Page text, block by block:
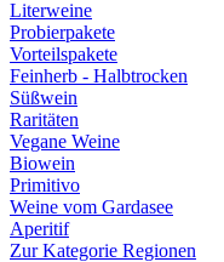
Literweine
Probierpakete
Vorteilspakete
Feinherb - Halbtrocken
Süßwein
Raritäten
Vegane Weine
Biowein
Primitivo
Weine vom Gardasee
Aperitif
Zur Kategorie Regionen